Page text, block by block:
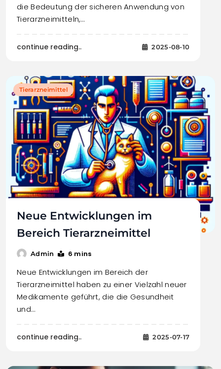
die Bedeutung der sicheren Anwendung von
Tierarzneimitteln,…
continue reading.. 2025-08-10
Tierarzneimittel
Neue Entwicklungen im
Bereich Tierarzneimittel
Admin 6 mins
Neue Entwicklungen im Bereich der
Tierarzneimittel haben zu einer Vielzahl neuer
Medikamente geführt, die die Gesundheit
und…
continue reading.. 2025-07-17